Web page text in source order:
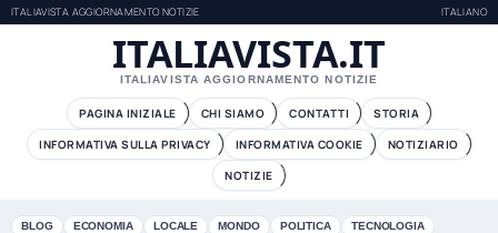
ITALIAVISTA AGGIORNAMENTO NOTIZIE ITALIANO
ITALIAVISTA.IT
ITALIAVISTA AGGIORNAMENTO NOTIZIE
PAGINA INIZIALE CHI SIAMO CONTATTI
STORIA
INFORMATIVA SULLA PRIVACY
INFORMATIVA COOKIE
NOTIZIARIO
NOTIZIE
BLOG ECONOMIA LOCALE MONDO POLITICA TECNOLOGIA